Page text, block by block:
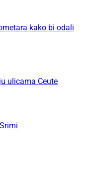
kako bi odali
ulicama Ceute